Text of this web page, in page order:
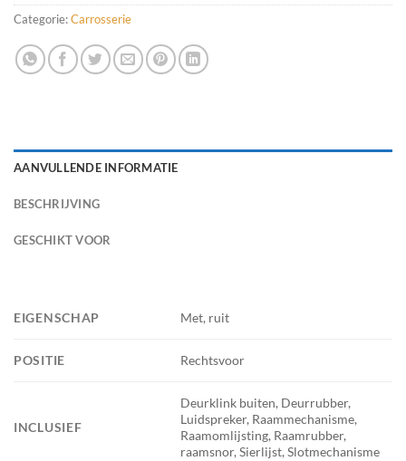
Categorie:Carrosserie
AANVULLENDE INFORMATIE
BESCHRIJVING
GESCHIKT VOOR
EIGENSCHAP Met, ruit
POSITIE Rechtsvoor
INCLUSIEF
Deurklink buiten, Deurrubber,
Luidspreker, Raammechanisme,
Raamomlijsting, Raamrubber,
raamsnor, Sierlijst, Slotmechanisme